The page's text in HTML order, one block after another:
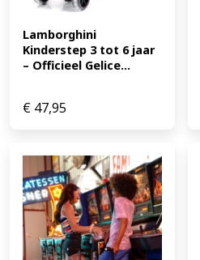
Lamborghini
Kinderstep 3 tot 6 jaar
– Officieel Gelice...
€ 47,95